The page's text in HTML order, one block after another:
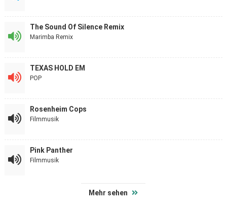
The Sound Of Silence Remix
Marimba Remix
TEXAS HOLD EM
POP
Rosenheim Cops
Filmmusik
Pink Panther
Filmmusik
Mehr sehen